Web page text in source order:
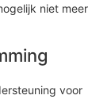
niet meer
voor